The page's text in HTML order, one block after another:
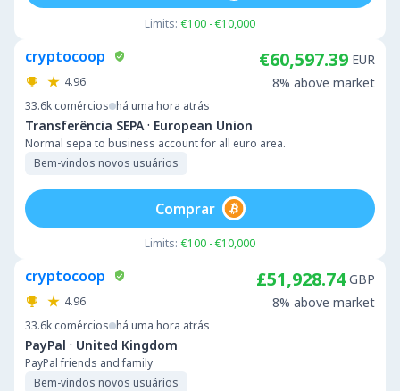
Limits: €100 - €10,000
cryptocoop
4.96
33.6k comércios há uma hora atrás
Transferência SEPA · European Union
Normal sepa to business account for all euro area.
Bem-vindos novos usuários
€60,597.39 EUR
8% above market
Limits: €100 - €10,000
Comprar
cryptocoop
4.96
33.6k comércios há uma hora atrás
PayPal · United Kingdom
PayPal friends and family
Bem-vindos novos usuários
£51,928.74 GBP
8% above market